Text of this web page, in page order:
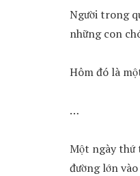
Người trong
những con
Hôm đó là
…
Một ngày thứ
đường lớn